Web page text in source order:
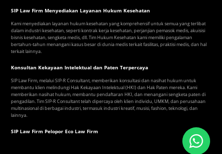
SIP Law Firm Menyediakan Layanan Hukum Kesehatan
Kami menyediakan layanan hukum kesehatan yang komprehensif untuk semua yang terlibat
dalam industri kesehatan, seperti kontrak kerja kesehatan, perjanjian pemasok medis, akuisisi
bisnis kesehatan, sengketa medis, dll. Tim Hukum Kesehatan kami memiliki pengalaman
bertahun-tahun menangani kasus besar di dunia medis terkait fasilitas, praktisi medis, dan hal
terkait lainnya.
Konsultan Kekayaan Intelektual dan Paten Terpercaya
SIP Law Firm, melalui SIP-R Consultant, memberikan konsultasi dan nasihat hukum untuk
membantu klien melindungi Hak Kekayaan Intelektual (HKI) dan Hak Paten mereka. Kami
memberikan nasihat hukum, membantu pendaftaran HKI, dan menangani sengketa paten di
pengadilan. Tim SIP-R Consultant telah dipercaya oleh klien individu, UMKM, dan perusahaan
multinasional di berbagai industri, termasuk industri kreatif, musisi, fashion, teknologi, dan
lainnya.
SIP Law Firm Pelopor Eco Law Firm